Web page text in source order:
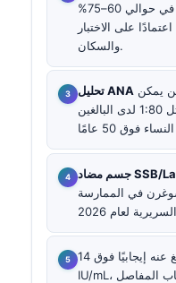
لمتلازمة شوغرن؛ ويكون إيجابيًا في حوالي 60–75%
على الاختبار
والسكان.
تحليل ANA
أن يحدث انخفاض العيار مثل 1:80 لدى البالغين
جسم مضاد SSB/La
في الممارسة
غالبًا ما يُبلّغ عنه إيجابيًا فوق 14
IU/mL، لكنه قد يرتفع مع شوغرن أو التهاب المفاصل